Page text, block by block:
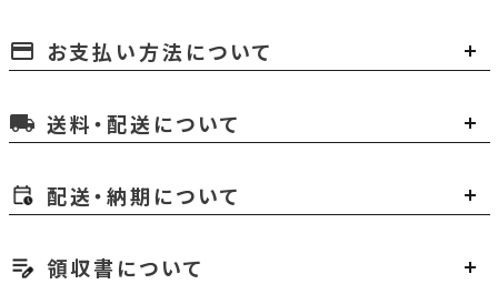
payment お支払い方法について
local_shipping 送料・配送について
配送・納期について
領収書について